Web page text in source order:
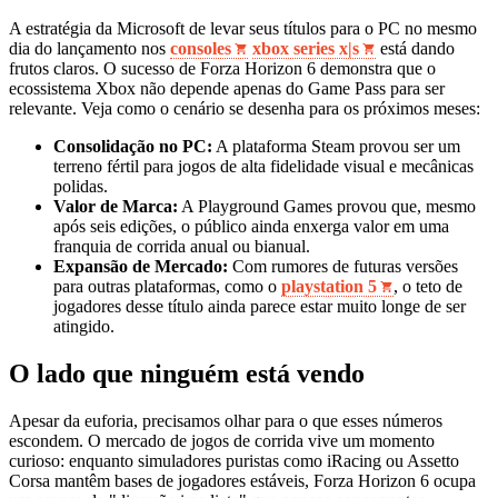
A estratégia da Microsoft de levar seus títulos para o PC no mesmo
dia do lançamento nos consoles xbox series x|s
está dando
frutos claros. O sucesso de Forza Horizon 6 demonstra que o
ecossistema Xbox não depende apenas do Game Pass para ser
relevante. Veja como o cenário se desenha para os próximos meses:
Consolidação no PC: A plataforma Steam provou ser um
terreno fértil para jogos de alta fidelidade visual e mecânicas
polidas.
Valor de Marca: A Playground Games provou que, mesmo
após seis edições, o público ainda enxerga valor em uma
franquia de corrida anual ou bianual.
Expansão de Mercado: Com rumores de futuras versões
para outras plataformas, como o playstation 5
, o teto de
jogadores desse título ainda parece estar muito longe de ser
atingido.
O lado que ninguém está vendo
Apesar da euforia, precisamos olhar para o que esses números
escondem. O mercado de jogos de corrida vive um momento
curioso: enquanto simuladores puristas como iRacing ou Assetto
Corsa mantêm bases de jogadores estáveis, Forza Horizon 6 ocupa